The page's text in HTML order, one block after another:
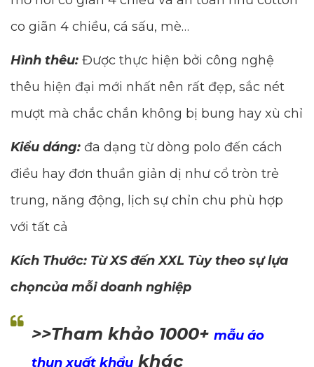
co giãn 4 chiều, cá sấu, mè…
Hình thêu: Được thực hiện bởi công nghệ
thêu hiện đại mới nhất nên rất đẹp, sắc nét
mượt mà chắc chắn không bị bung hay xù chỉ
Kiểu dáng: đa dạng từ dòng polo đến cách
điều hay đơn thuần giản dị như cổ tròn trẻ
trung, năng động, lịch sự chỉn chu phù hợp
với tất cả
Kích Thước: Từ XS đến XXL Tùy theo sự lựa
chọncủa mỗi doanh nghiệp
>>Tham khảo 1000+ mẫu áo
thun xuất khẩu khác